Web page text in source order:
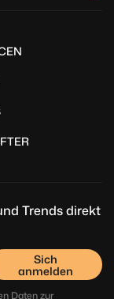
Trends direkt
Sich
anmelden
Daten zur